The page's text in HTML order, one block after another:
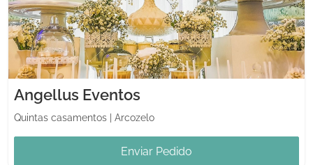
Angellus Eventos
Quintas casamentos Arcozelo
Enviar Pedido